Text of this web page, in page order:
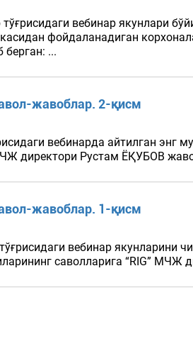
вебинар якунлари
фойдаланадиган
...
жавоблар. 2-қисм
вебинарда айтилган
директори Рустам ЁҚУБОВ
жавоблар. 1-қисм
вебинар якунларини
саволларига “RIG” МЧЖ